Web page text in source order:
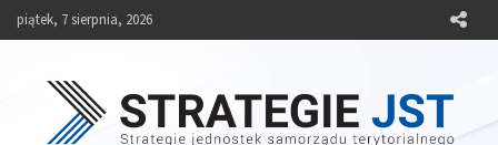
Skippiątek, 7 sierpnia, 2026